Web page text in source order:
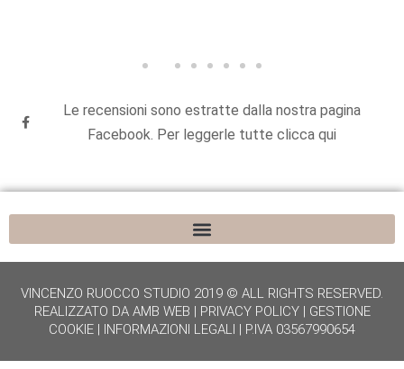
Le recensioni sono estratte dalla nostra pagina
Facebook. Per leggerle tutte clicca qui
VINCENZO RUOCCO STUDIO 2019 © ALL RIGHTS RESERVED.
REALIZZATO DA AMB WEB PRIVACY POLICY| GESTIONE
COOKIE
INFORMAZIONI LEGALI | P.IVA 03567990654